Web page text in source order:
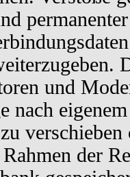
und
nach
der